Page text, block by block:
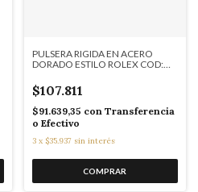
PULSERA RIGIDA EN ACERO
DORADO ESTILO ROLEX COD:
$107.811
$91.639,35 con Transferencia
o Efectivo
3 x $35.937 sin interés